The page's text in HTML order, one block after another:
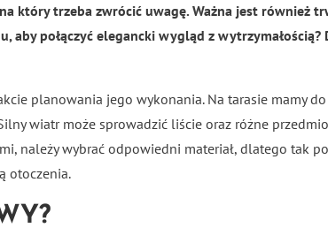
który trzeba zwrócić uwagę. Ważna jest również
połączyć elegancki wygląd z
planowania jego wykonania. Na tarasie mamy
wiatr może sprowadzić liście oraz różne
należy wybrać odpowiedni materiał, dlatego tak
otoczenia.